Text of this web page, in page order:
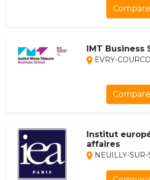
IMT Business
EVRY-
Institut
affaires
NEUILLY-SUR-